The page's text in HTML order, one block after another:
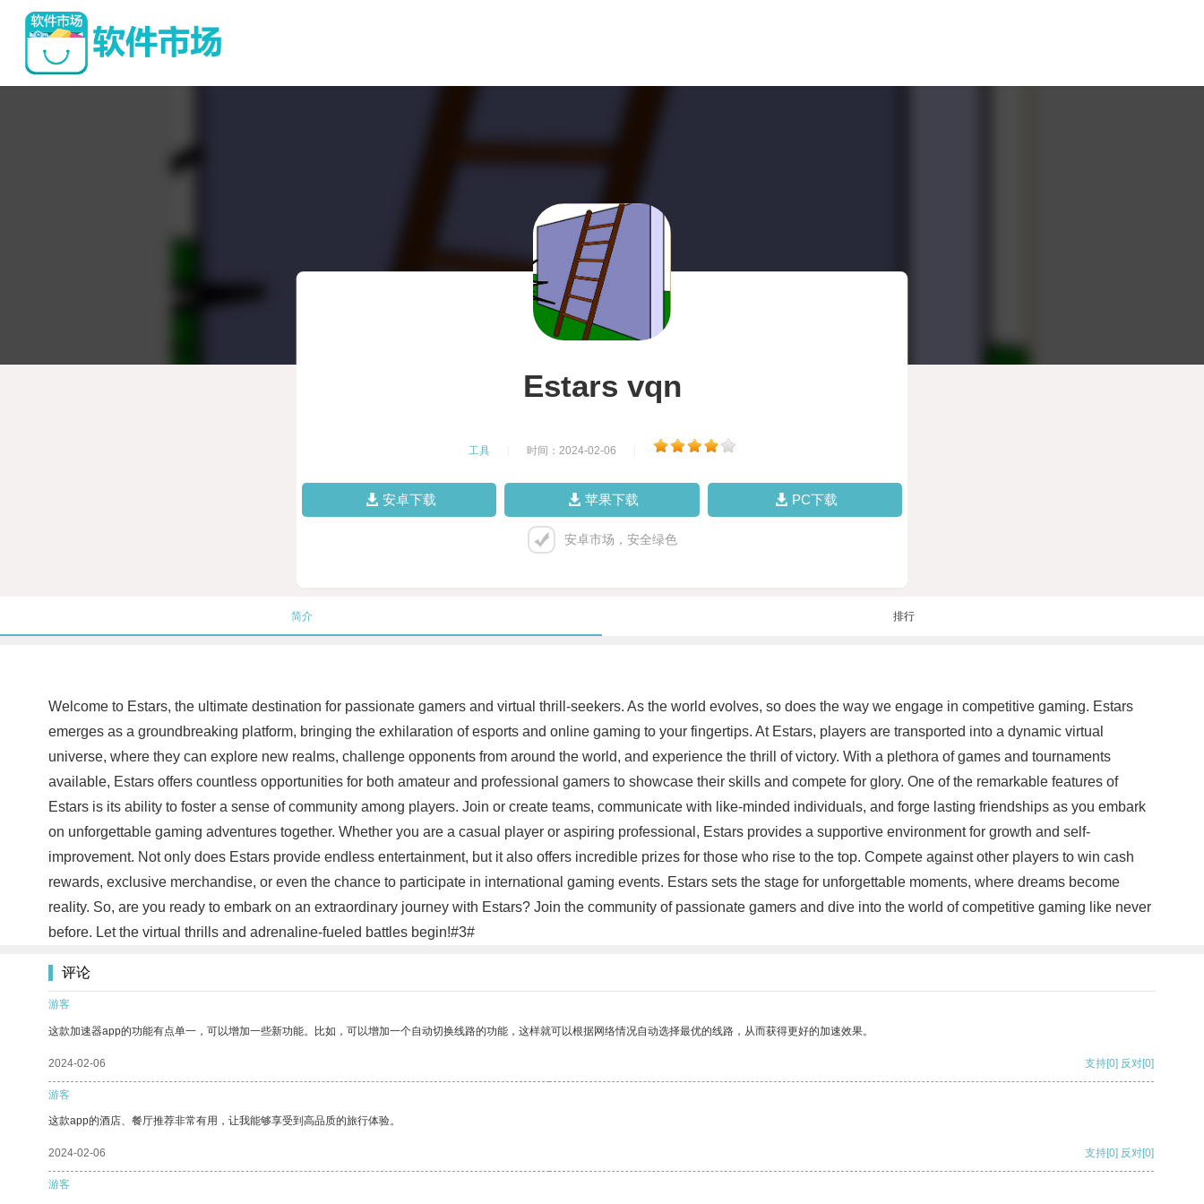
Estars vqn
工具 时间：2024-02-06
安卓下载 苹果下载 PC下载
安卓市场，安全绿色
简介 排行
Welcome to Estars, the ultimate destination for passionate gamers and virtual thrill-seekers. As the world evolves, so does the way we engage in competitive gaming. Estars
emerges as a groundbreaking platform, bringing the exhilaration of esports and online gaming to your fingertips. At Estars, players are transported into a dynamic virtual
universe, where they can explore new realms, challenge opponents from around the world, and experience the thrill of victory. With a plethora of games and tournaments
available, Estars offers countless opportunities for both amateur and professional gamers to showcase their skills and compete for glory. One of the remarkable features of
Estars is its ability to foster a sense of community among players. Join or create teams, communicate with like-minded individuals, and forge lasting friendships as you embark
on unforgettable gaming adventures together. Whether you are a casual player or aspiring professional, Estars provides a supportive environment for growth and self-
improvement. Not only does Estars provide endless entertainment, but it also offers incredible prizes for those who rise to the top. Compete against other players to win cash
rewards, exclusive merchandise, or even the chance to participate in international gaming events. Estars sets the stage for unforgettable moments, where dreams become
reality. So, are you ready to embark on an extraordinary journey with Estars? Join the community of passionate gamers and dive into the world of competitive gaming like never
before. Let the virtual thrills and adrenaline-fueled battles begin!#3#
评论
游客
这款加速器app的功能有点单一，可以增加一些新功能。比如，可以增加一个自动切换线路的功能，这样就可以根据网络情况自动选择最优的线路，从而获得更好的加速效果。
2024-02-06 支持[0] 反对[0]
游客
这款app的酒店、餐厅推荐非常有用，让我能够享受到高品质的旅行体验。
2024-02-06 支持[0] 反对[0]
游客